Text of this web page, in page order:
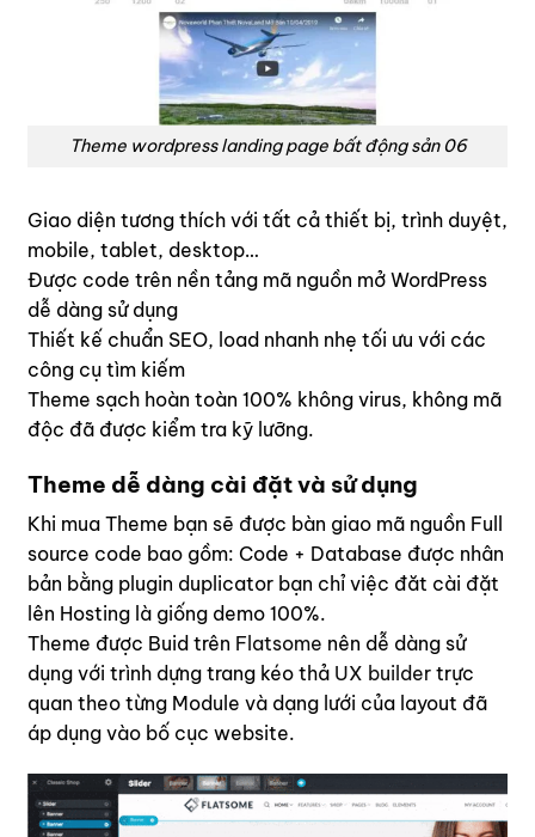
Theme wordpress landing page bất động sản 06
Giao diện tương thích với tất cả thiết bị, trình duyệt,
mobile, tablet, desktop…
Được code trên nền tảng mã nguồn mở WordPress
dễ dàng sử dụng
Thiết kế chuẩn SEO, load nhanh nhẹ tối ưu với các
công cụ tìm kiếm
Theme sạch hoàn toàn 100% không virus, không mã
độc đã được kiểm tra kỹ lưỡng.
Theme dễ dàng cài đặt và sử dụng
Khi mua Theme bạn sẽ được bàn giao mã nguồn Full
source code bao gồm: Code + Database được nhân
bản bằng plugin duplicator bạn chỉ việc đăt cài đặt
lên Hosting là giống demo 100%.
Theme được Buid trên Flatsome nên dễ dàng sử
dụng với trình dựng trang kéo thả UX builder trực
quan theo từng Module và dạng lưới của layout đã
áp dụng vào bố cục website.